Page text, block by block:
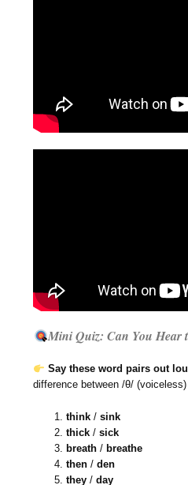
Mini Quiz: Can You Hear
Say these word pairs out
difference between /θ/
think /sink
thick /sick
breath / breathe
then /den
they /day